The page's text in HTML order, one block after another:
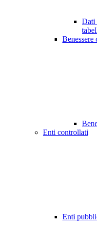
Dati
Benessere
Enti controllati
Enti